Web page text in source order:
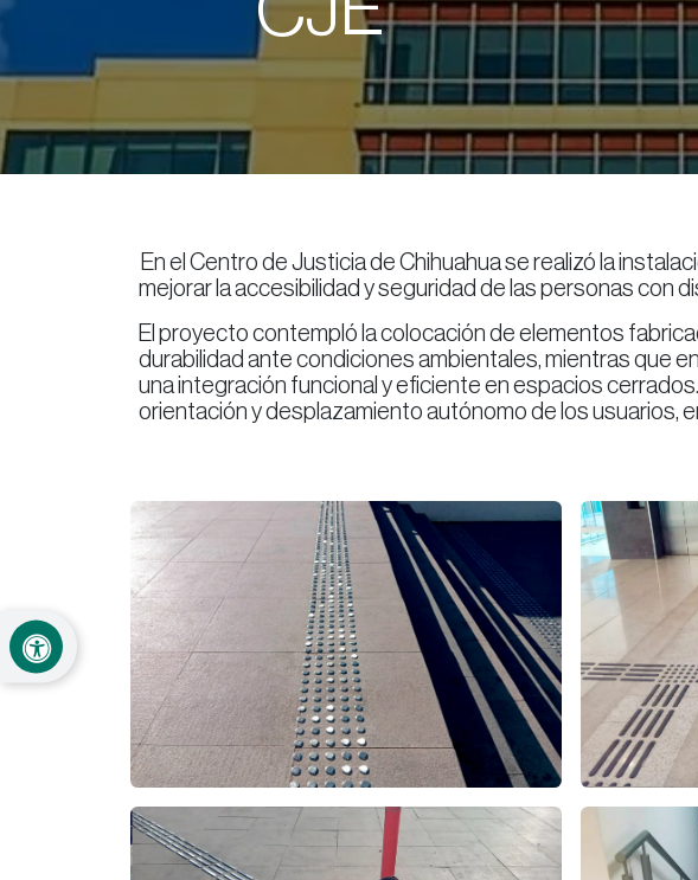
En el Centro de Justicia de Chihuahua se realizó la
mejorar la accesibilidad y seguridad de las personas con
El proyecto contempló la colocación de elementos
durabilidad ante condiciones ambientales, mientras que
una integración funcional y eficiente en espacios
orientación y desplazamiento autónomo de los usuarios,